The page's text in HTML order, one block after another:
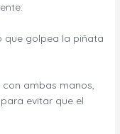
que golpea la piñata
ambas manos,
evitar que el